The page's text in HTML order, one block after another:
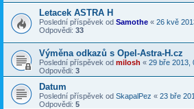
Letacek ASTRA H
Poslední příspěvek od Samothe « 26 kvě
Odpovědi: 33
Výměna odkazů s Opel-Astra-H.cz
Poslední příspěvek od milosh « 29 bře 2013,
Odpovědi: 3
Datum
Poslední příspěvek od SkapalPez « 23 bře
Odpovědi: 5